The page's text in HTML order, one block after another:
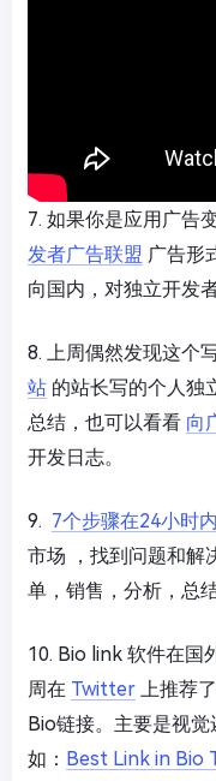
7. 如果你是应用广告
发者广告联盟 广告形
向国内，对独立开发者
8. 上周偶然发现这个
站 的站长写的个人独
总结，也可以看看 向
开发日志。
9. 7个步骤在24小时
市场 ，找到问题和解
单，销售，分析，总结
10. Bio link 软件在国
周在 Twitter 上推荐
Bio链接。主要是视
如： Best Link in Bio